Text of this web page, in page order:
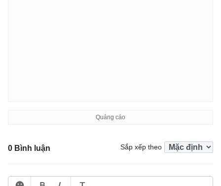
0 Bình luận Sắp xếp theo